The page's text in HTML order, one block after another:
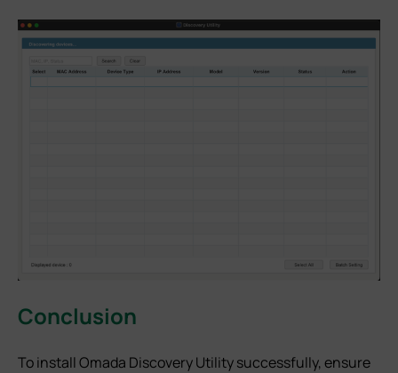
Conclusion
To install Omada Discovery Utility successfully, ensure